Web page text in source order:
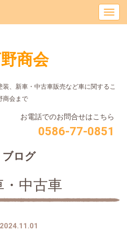
商会
、新車・中古車販売など車に関するこ
商会まで
お電話でのお問合せはこちら
0586-77-0851
ブログ
・中古車
2024.11.01